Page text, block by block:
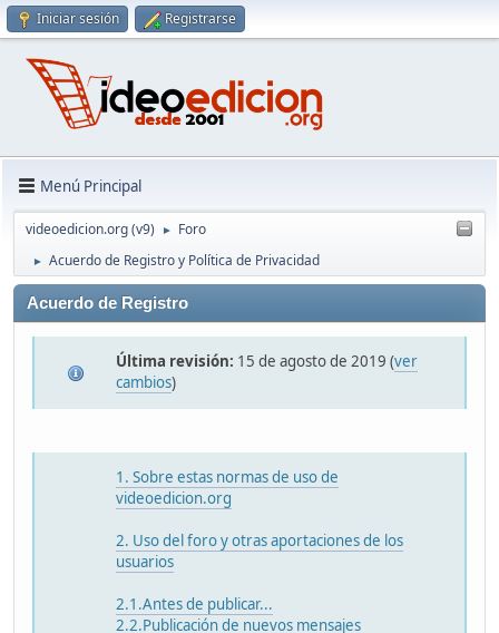
Iniciar sesión Registrarse
Menú Principal
videoedicion.org (v9) ► Foro
► Acuerdo de Registro y Política de Privacidad
Acuerdo de Registro
Última revisión: 15 de agosto de 2019 (ver
cambios)
1. Sobre estas normas de uso de
videoedicion.org
2. Uso del foro y otras aportaciones de los
usuarios
2.1.Antes de publicar...
2.2.Publicación de nuevos mensajes